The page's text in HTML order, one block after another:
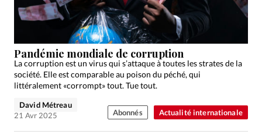
Actualité internationale
Pandémie mondiale de corruption
La corruption est un virus qui s’attaque à toutes les strates de la
société. Elle est comparable au poison du péché, qui
littéralement «corrompt» tout. Tue tout.
David Métreau
21 Avr 2025
Abonnés